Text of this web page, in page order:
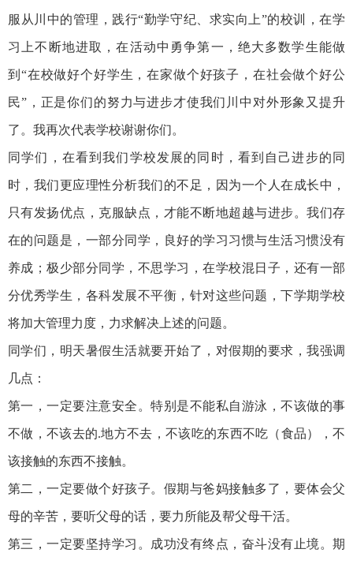
服从川中的管理，践行“勤学守纪、求实向上”的校训，在学
习上不断地进取，在活动中勇争第一，绝大多数学生能做
到“在校做好个好学生，在家做个好孩子，在社会做个好公
民”，正是你们的努力与进步才使我们川中对外形象又提升
了。我再次代表学校谢谢你们。
同学们，在看到我们学校发展的同时，看到自己进步的同
时，我们更应理性分析我们的不足，因为一个人在成长中，
只有发扬优点，克服缺点，才能不断地超越与进步。我们存
在的问题是，一部分同学，良好的学习习惯与生活习惯没有
养成；极少部分同学，不思学习，在学校混日子，还有一部
分优秀学生，各科发展不平衡，针对这些问题，下学期学校
将加大管理力度，力求解决上述的问题。
同学们，明天暑假生活就要开始了，对假期的要求，我强调
几点：
第一，一定要注意安全。特别是不能私自游泳，不该做的事
不做，不该去的.地方不去，不该吃的东西不吃（食品），不
该接触的东西不接触。
第二，一定要做个好孩子。假期与爸妈接触多了，要体会父
母的辛苦，要听父母的话，要力所能及帮父母干活。
第三，一定要坚持学习。成功没有终点，奋斗没有止境。期